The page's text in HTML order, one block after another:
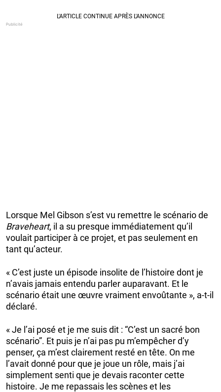
Lorsque Mel Gibson s’est vu remettre le scénario de
Braveheart, il a su presque immédiatement qu’il
voulait participer à ce projet, et pas seulement en
tant qu’acteur.
« C’est juste un épisode insolite de l’histoire dont je
n’avais jamais entendu parler auparavant. Et le
scénario était une œuvre vraiment envoûtante », a-t-il
déclaré.
« Je l’ai posé et je me suis dit : “C’est un sacré bon
scénario”. Et puis je n’ai pas pu m’empêcher d’y
penser, ça m’est clairement resté en tête. On me
l’avait donné pour que je joue un rôle, mais j’ai
simplement senti que je devais raconter cette
histoire. Je me repassais les scènes et les